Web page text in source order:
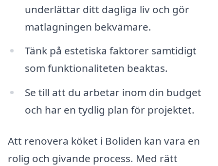
underlättar ditt dagliga liv och gör
matlagningen bekvämare.
Tänk på estetiska faktorer samtidigt
som funktionaliteten beaktas.
Se till att du arbetar inom din budget
och har en tydlig plan för projektet.
Att renovera köket i Boliden kan vara en
rolig och givande process. Med rätt